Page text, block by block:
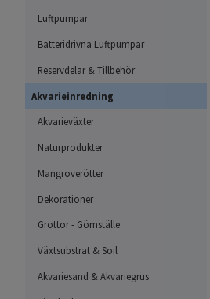
Luftpumpar
Batteridrivna Luftpumpar
Reservdelar & Tillbehör
Akvarieinredning
Akvarieväxter
Naturprodukter
Mangroverötter
Dekorationer
Grottor - Gömställe
Växtsubstrat & Soil
Akvariesand & Akvariegrus